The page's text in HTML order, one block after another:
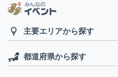
主要エリアから探す
都道府県から探す